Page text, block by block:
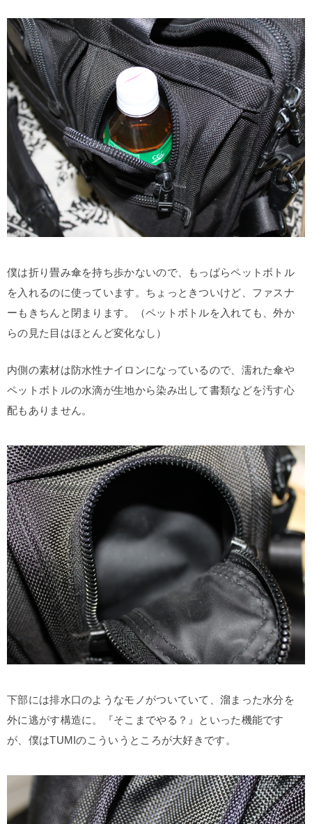
僕は折り畳み傘を持ち歩かないので、もっぱらペットボトル
を入れるのに使っています。ちょっときついけど、ファスナ
ーもきちんと閉まります。（ペットボトルを入れても、外か
らの見た目はほとんど変化なし）
内側の素材は防水性ナイロンになっているので、濡れた傘や
ペットボトルの水滴が生地から染み出して書類などを汚す心
配もありません。
下部には排水口のようなモノがついていて、溜まった水分を
外に逃がす構造に。『そこまでやる？』といった機能です
が、僕はTUMIのこういうところが大好きです。